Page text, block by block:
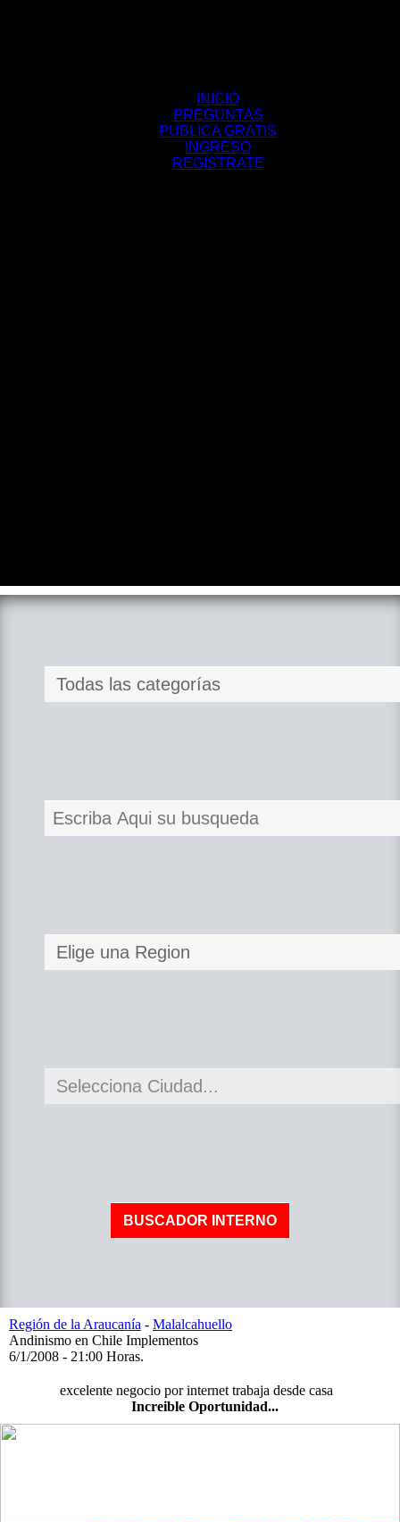
INICIO
PREGUNTAS
PUBLICA GRATIS
INGRESO
REGISTRATE
Región de la Araucanía - Malalcahuello
Andinismo en Chile Implementos
6/1/2008 - 21:00 Horas.
excelente negocio por internet trabaja desde casa
Increible Oportunidad...